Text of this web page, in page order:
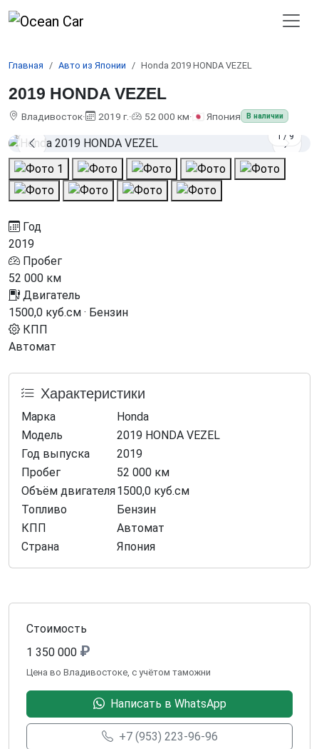
Главная Авто из Японии Honda 2019 HONDA VEZEL
2019 HONDA VEZEL
Владивосток· 2019 г.· 52 000 км· 🇯🇵 Япония В наличии
1 / 9
Год
2019
Пробег
52 000 км
Двигатель
1500,0 куб.см · Бензин
КПП
Автомат
Характеристики
Марка
Honda
Модель
2019 HONDA VEZEL
Год выпуска
2019
Пробег
52 000 км
Объём двигателя1500,0 куб.см
Топливо
Бензин
КПП
Автомат
Страна
Япония
Стоимость
1 350 000 ₽
Цена во Владивостоке, с учётом таможни
Написать в WhatsApp
+7 (953) 223-96-96